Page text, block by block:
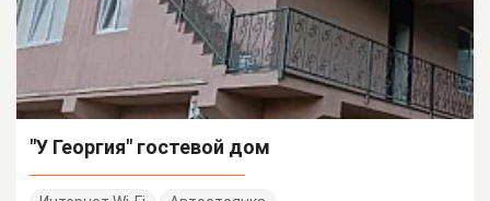
"У Георгия" гостевой дом